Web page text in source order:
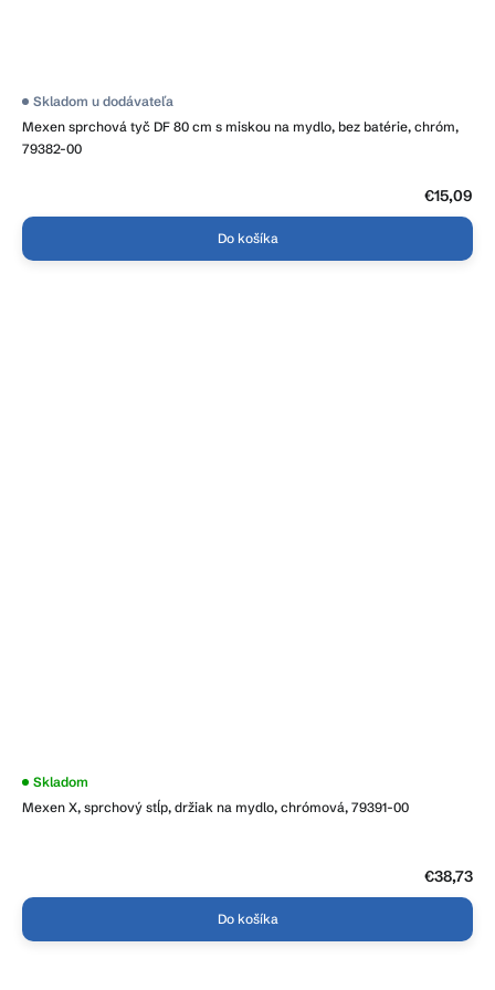
Mexen sprchová tyč DF 80 cm s miskou na mydlo, bez batérie, chróm,
79382-00
Skladom u dodávateľa
€15,09
Do košíka
Mexen X, sprchový stĺp, držiak na mydlo, chrómová, 79391-00
Skladom
€38,73
Do košíka